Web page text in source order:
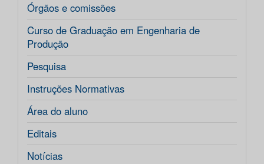
Órgãos e comissões
Curso de Graduação em Engenharia de
Produção
Pesquisa
Instruções Normativas
Área do aluno
Editais
Notícias